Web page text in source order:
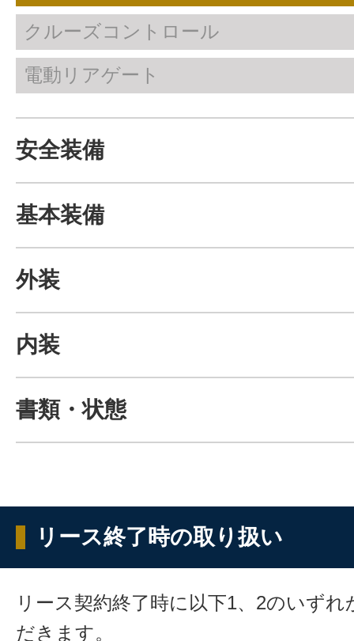
クルーズコントロール
電動リアゲート
安全装備
基本装備
外装
内装
書類・状態
リース終了時の取り扱い
リース契約終了時に以下1、2のいず
だきます。